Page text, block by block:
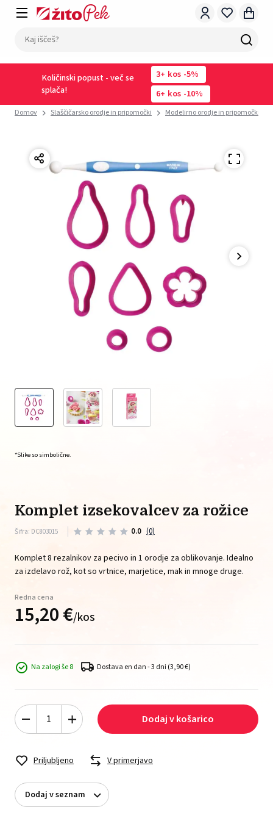
Količinski popust - več se
splača!
3 kos -5%
6
kos -10%
Domov Slaščičarsko orodje in pripomočki Modelirno orodje in pripomočki
*Slike so simbolične.
komplet izsekovalcev za rožice
Šifra: DC803015 0.0 (0)
Komplet 8 rezalnikov za pecivo in 1 orodje za oblikovanje. Idealno
za izdelavo rož, kot so vrtnice, marjetice, mak in mnoge druge.
Redna cena
15,20€/kos
Na zalogi še 8 Dostava en dan - 3 dni (3,90 €)
Dodaj v košarico
Priljubljeno V primerjavo
Dodaj v seznam